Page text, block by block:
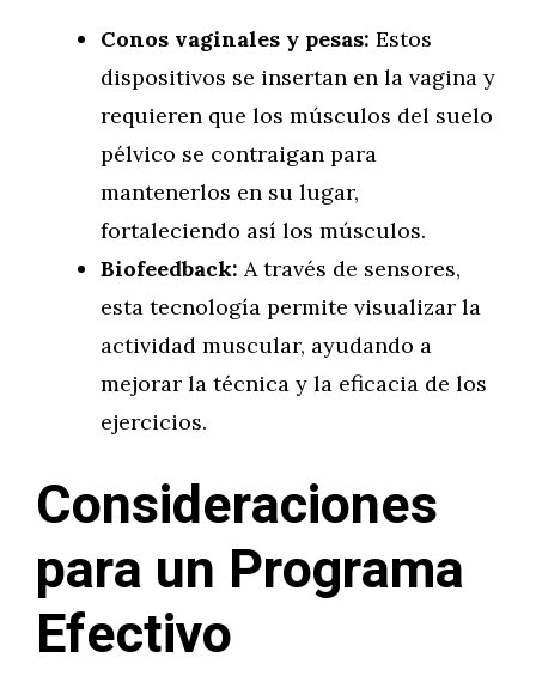
Conos vaginales y pesas: Estos
dispositivos se insertan en la vagina y
requieren que los músculos del suelo
pélvico se contraigan para
mantenerlos en su lugar,
fortaleciendo así los músculos.
Biofeedback: A través de sensores,
esta tecnología permite visualizar la
actividad muscular, ayudando a
mejorar la técnica y la eficacia de los
ejercicios.
Consideraciones
para un Programa
Efectivo